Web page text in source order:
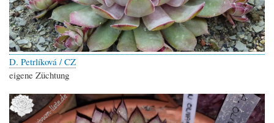
D. Petrlíková / CZ
eigene Züchtung